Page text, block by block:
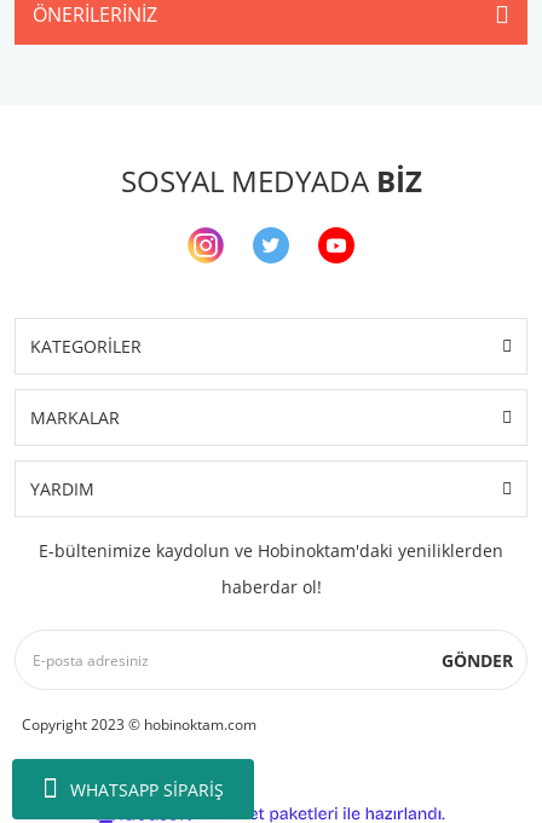
WHATSAPP SİPARİŞ
ÖNERILERINIZ
SOSYAL MEDYADA BİZ
KATEGORİLER
MARKALAR
YARDIM
E-bültenimize kaydolun ve Hobinoktam'daki yeniliklerden
haberdar ol!
GÖNDER
Copyright 2023 © hobinoktam.com
e-